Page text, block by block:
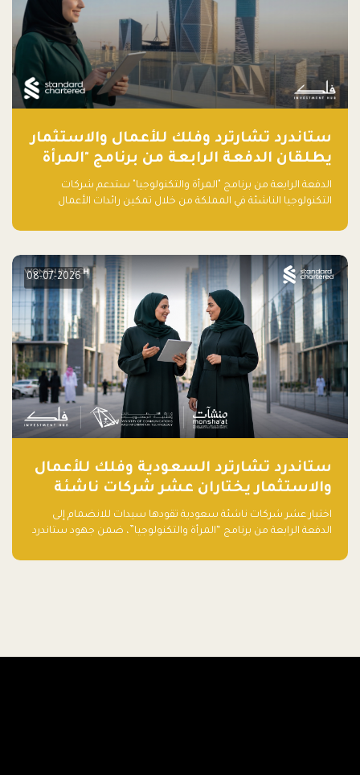
ستاندرد تشارترد وفلك للأعمال والاستثمار
يطلقان الدفعة الرابعة من برنامج "المرأة
والتكنولوجيا" لعام 2026 في المملكة
العربية السعودية
الدفعة الرابعة من برنامج "المرأة والتكنولوجيا" ستدعم شركات
التكنولوجيا الناشئة في المملكة من خلال تمكين رائدات الأعمال
08-07-2026
ستاندرد تشارترد السعودية وفلك للأعمال
والاستثمار يختاران عشر شركات ناشئة
تقودها سيدات للدفعة الرابعة من برنامج
"المرأة والتكنولوجيا"
اختيار عشر شركات ناشئة سعودية تقودها سيدات للانضمام إلى
الدفعة الرابعة من برنامج “المرأة والتكنولوجيا”، ضمن جهود ستاندرد
وتعزيز منظومة الشركات الناشئة في المملكة.